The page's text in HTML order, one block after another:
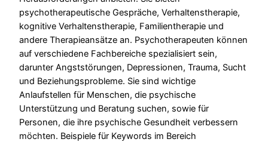
psychotherapeutische Gespräche, Verhaltenstherapie,
kognitive Verhaltenstherapie, Familientherapie und
andere Therapieansätze an. Psychotherapeuten können
auf verschiedene Fachbereiche spezialisiert sein,
darunter Angststörungen, Depressionen, Trauma, Sucht
und Beziehungsprobleme. Sie sind wichtige
Anlaufstellen für Menschen, die psychische
Unterstützung und Beratung suchen, sowie für
Personen, die ihre psychische Gesundheit verbessern
möchten. Beispiele für Keywords im Bereich